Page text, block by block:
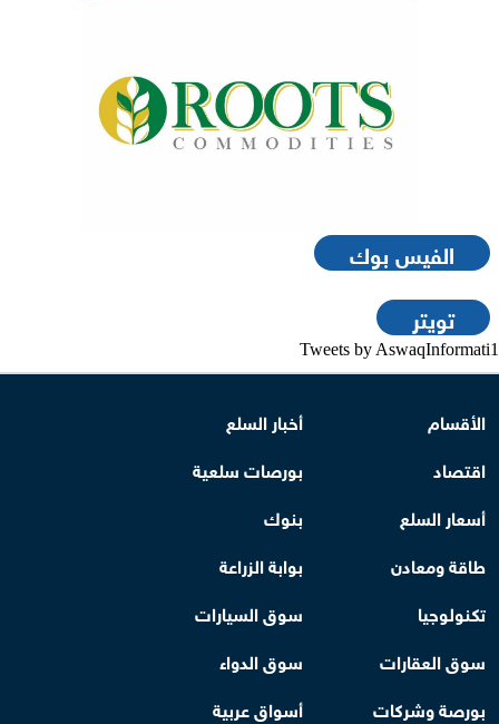
الفيس بوك
تويتر
Tweets by AswaqInformati1
الأقسام
أخبار السلع
اقتصاد
بورصات سلعية
أسعار السلع
بنوك
طاقة ومعادن
بوابة الزراعة
تكنولوجيا
سوق السيارات
سوق العقارات
سوق الدواء
بورصة وشركات
أسواق عربية